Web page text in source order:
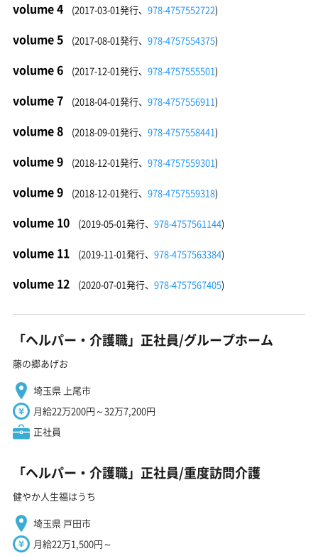
volume 4 (2017-03-01発行、 978-4757552722)
volume 5 (2017-08-01発行、 978-4757554375)
volume 6 (2017-12-01発行、 978-4757555501)
volume 7 (2018-04-01発行、 978-4757556911)
volume 8 (2018-09-01発行、 978-4757558441)
volume 9 (2018-12-01発行、 978-4757559301)
volume 9 (2018-12-01発行、 978-4757559318)
volume 10 (2019-05-01発行、 978-4757561144)
volume 11 (2019-11-01発行、 978-4757563384)
volume 12 (2020-07-01発行、 978-4757567405)
「ヘルパー・介護職」正社員/グループホーム
藤の郷あげお
埼玉県 上尾市
月給22万200円～32万7,200円
正社員
「ヘルパー・介護職」正社員/重度訪問介護
健やか人生福はうち
埼玉県 戸田市
月給22万1,500円～